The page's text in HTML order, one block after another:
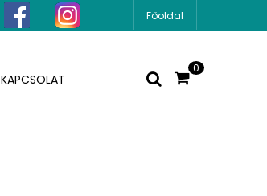
Főoldal
KAPCSOLAT
0